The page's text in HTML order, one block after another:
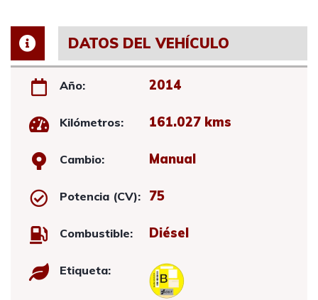
DATOS DEL VEHÍCULO
Año: 2014
Kilómetros: 161.027 kms
Cambio: Manual
Potencia (CV): 75
Combustible: Diésel
Etiqueta: